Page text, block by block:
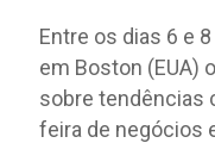
Entre os dias 6 e
em Boston (EUA)
sobre tendências
feira de negócios